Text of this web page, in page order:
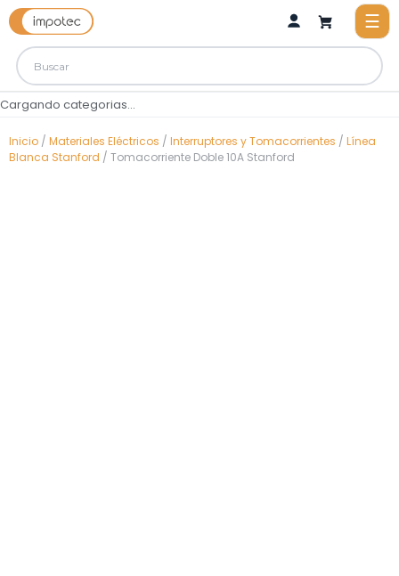
Cargando categorias...
Inicio / Materiales Eléctricos / Interruptores y Tomacorrientes / Línea
Blanca Stanford / Tomacorriente Doble 10A Stanford